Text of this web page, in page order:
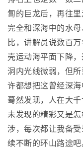
匐的巨龙后，再往里
完全和深海中的水
比，讲解员说数百
壳运动海平面下降
洞内光线微弱，但
许都想把这曾经深海
蓦然发现，人在大
未发现的精彩又是
涉，每次都让我备
续不断的环山路途